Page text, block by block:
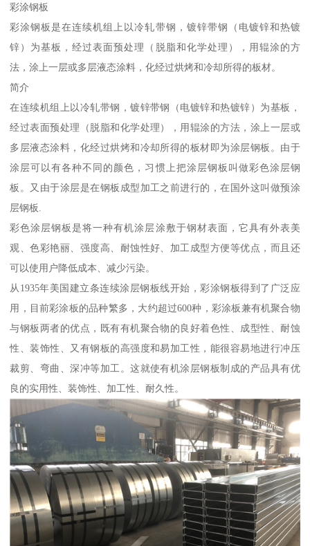
彩涂钢板
彩涂钢板是在连续机组上以冷轧带钢，镀锌带钢（电镀锌和热镀
锌）为基板，经过表面预处理（脱脂和化学处理），用辊涂的方
法，涂上一层或多层液态涂料，化经过烘烤和冷却所得的板材。
简介
在连续机组上以冷轧带钢，镀锌带钢（电镀锌和热镀锌）为基板，
经过表面预处理（脱脂和化学处理），用辊涂的方法，涂上一层或
多层液态涂料，化经过烘烤和冷却所得的板材即为涂层钢板。由于
涂层可以有各种不同的颜色，习惯上把涂层钢板叫做彩色涂层钢
板。又由于涂层是在钢板成型加工之前进行的，在国外这叫做预涂
层钢板.
彩色涂层钢板是将一种有机涂层涂敷于钢材表面，它具有外表美
观、色彩艳丽、强度高、耐蚀性好、加工成型方便等优点，而且还
可以使用户降低成本、减少污染。
从1935年美国建立条连续涂层钢板线开始，彩涂钢板得到了广泛应
用，目前彩涂板的品种繁多，大约超过600种，彩涂板兼有机聚合物
与钢板两者的优点，既有有机聚合物的良好着色性、成型性、耐蚀
性、装饰性、又有钢板的高强度和易加工性，能很容易地进行冲压
裁剪、弯曲、深冲等加工。这就使有机涂层钢板制成的产品具有优
良的实用性、装饰性、加工性、耐久性。